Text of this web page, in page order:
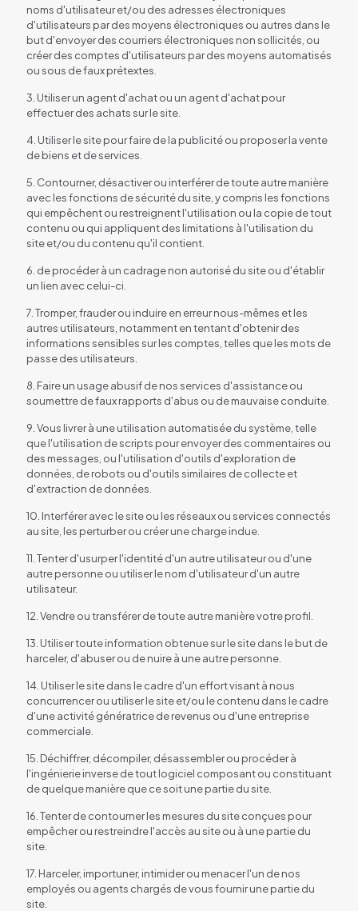
noms d'utilisateur et/ou des adresses électroniques
d'utilisateurs par des moyens électroniques ou autres dans le
but d'envoyer des courriers électroniques non sollicités, ou
créer des comptes d'utilisateurs par des moyens automatisés
ou sous de faux prétextes.
3. Utiliser un agent d'achat ou un agent d'achat pour
effectuer des achats sur le site.
4. Utiliser le site pour faire de la publicité ou proposer la vente
de biens et de services.
5. Contourner, désactiver ou interférer de toute autre manière
avec les fonctions de sécurité du site, y compris les fonctions
qui empêchent ou restreignent l'utilisation ou la copie de tout
contenu ou qui appliquent des limitations à l'utilisation du
site et/ou du contenu qu'il contient.
6. de procéder à un cadrage non autorisé du site ou d'établir
un lien avec celui-ci.
7. Tromper, frauder ou induire en erreur nous-mêmes et les
autres utilisateurs, notamment en tentant d'obtenir des
informations sensibles sur les comptes, telles que les mots de
passe des utilisateurs.
8. Faire un usage abusif de nos services d'assistance ou
soumettre de faux rapports d'abus ou de mauvaise conduite.
9. Vous livrer à une utilisation automatisée du système, telle
que l'utilisation de scripts pour envoyer des commentaires ou
des messages, ou l'utilisation d'outils d'exploration de
données, de robots ou d'outils similaires de collecte et
d'extraction de données.
10. Interférer avec le site ou les réseaux ou services connectés
au site, les perturber ou créer une charge indue.
11. Tenter d'usurper l'identité d'un autre utilisateur ou d'une
autre personne ou utiliser le nom d'utilisateur d'un autre
utilisateur.
12. Vendre ou transférer de toute autre manière votre profil.
13. Utiliser toute information obtenue sur le site dans le but de
harceler, d'abuser ou de nuire à une autre personne.
14. Utiliser le site dans le cadre d'un effort visant à nous
concurrencer ou utiliser le site et/ou le contenu dans le cadre
d'une activité génératrice de revenus ou d'une entreprise
commerciale.
15. Déchiffrer, décompiler, désassembler ou procéder à
l'ingénierie inverse de tout logiciel composant ou constituant
de quelque manière que ce soit une partie du site.
16. Tenter de contourner les mesures du site conçues pour
empêcher ou restreindre l'accès au site ou à une partie du
site.
17. Harceler, importuner, intimider ou menacer l'un de nos
employés ou agents chargés de vous fournir une partie du
site.